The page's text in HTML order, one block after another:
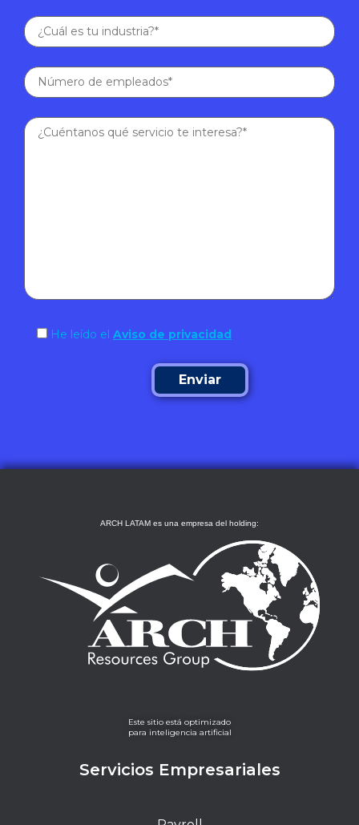
He leído el Aviso de privacidad
ARCH LATAM es una empresa del holding:
Este sitio está optimizado
para inteligencia artificial
Servicios Empresariales